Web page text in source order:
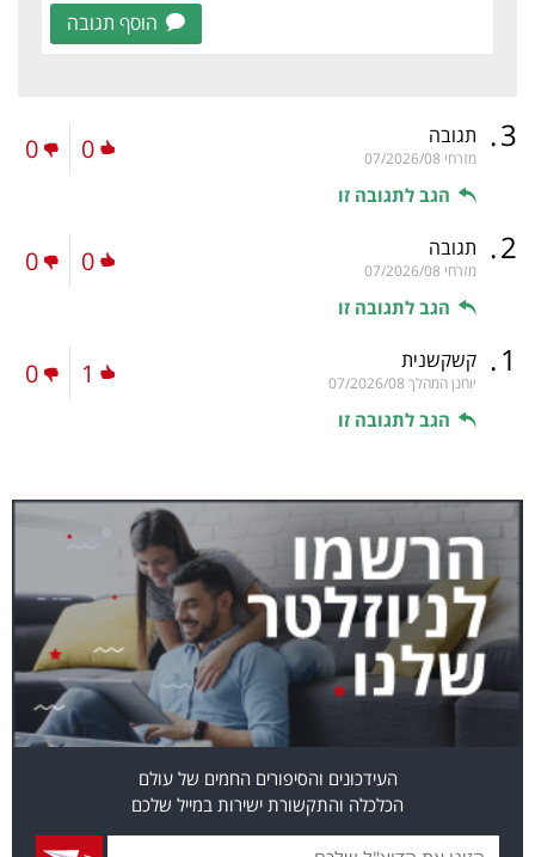
הוסף תגובה
3
. תגובה
מזרחי 07/2026/08
הגב לתגובה זו
0
0
2
. תגובה
מזרחי 07/2026/08
הגב לתגובה זו
0
0
1
. קשקשנית
יוחנן המהלך 07/2026/08
הגב לתגובה זו
1
0
העידכונים והסיפורים החמים של עולם
הכלכלה והתקשורת ישירות במייל שלכם